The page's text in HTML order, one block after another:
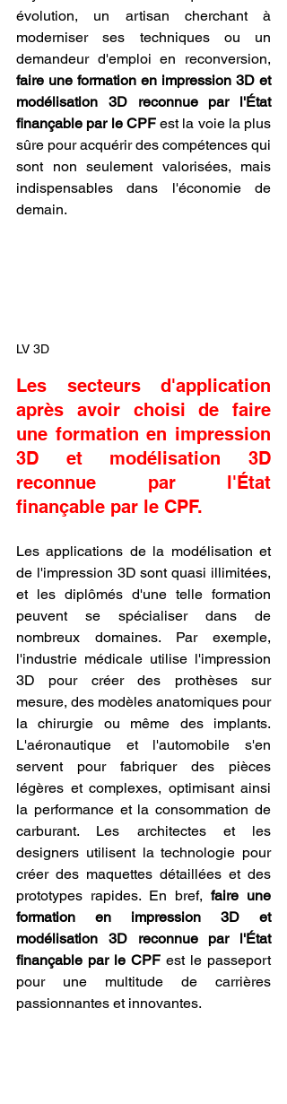
évolution, un artisan cherchant à
moderniser ses techniques ou un
faire une formation en impression 3D et
modélisation 3D reconnue par l'État
finançable par le CPF est la voie la plus
sûre pour acquérir des compétences qui
sont non seulement valorisées, mais
indispensables dans l'économie de
demain.
LV 3D
Les secteurs d'application
après avoir choisi de faire
une formation en impression
3D et modélisation 3D
reconnue par l'État
finançable par le CPF.
Les applications de la modélisation et
de l'impression 3D sont quasi illimitées,
et les diplômés d'une telle formation
peuvent se spécialiser dans de
nombreux domaines. Par exemple,
l'industrie médicale utilise l'impression
3D pour créer des prothèses sur
mesure, des modèles anatomiques pour
la chirurgie ou même des implants.
L'aéronautique et l'automobile s'en
servent pour fabriquer des pièces
légères et complexes, optimisant ainsi
la performance et la consommation de
carburant. Les architectes et les
designers utilisent la technologie pour
créer des maquettes détaillées et des
prototypes rapides. En bref, faire une
formation en impression 3D et
modélisation 3D reconnue par l'État
finançable par le CPF est le passeport
pour une multitude de carrières
passionnantes et innovantes.